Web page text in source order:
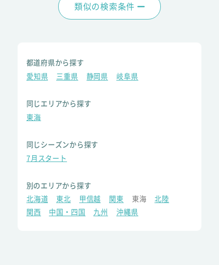
類似の検索条件
都道府県から探す
愛知県
三重県 静岡県 岐阜県
同じエリアから探す
東海
同じシーズンから探す
7月スタート
別のエリアから探す
北海道
東北 甲信越 関東 東海
北陸
関西
中国・四国 九州 沖縄県